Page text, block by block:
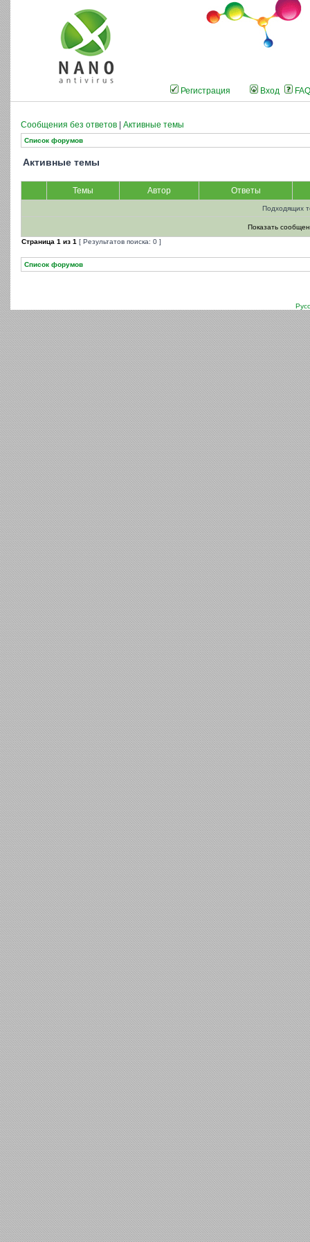
Регистрация Вход FAQ
Сообщения без ответов Активные темы
Список форумов
Активные темы
Темы Автор Ответы
Подходящих
Показать
Страница 1 из 1 [ Результатов поиска: 0 ]
Список форумов